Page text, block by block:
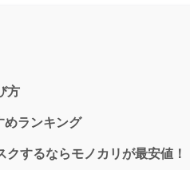
方
ランキング
するならモノカリが最安値！